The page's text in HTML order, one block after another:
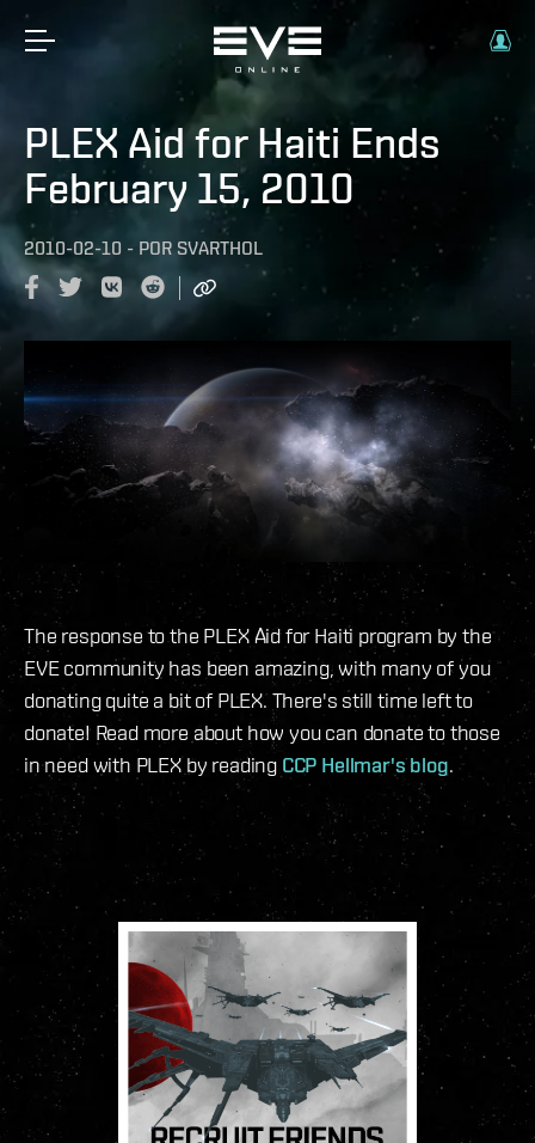
PLEX Aid for Haiti Ends
February 15, 2010
2010-02-10 - POR SVARTHOL
The response to the PLEX Aid for Haiti program by the
EVE community has been amazing, with many of you
donating quite a bit of PLEX. There's still time left to
donate! Read more about how you can donate to those
in need with PLEX by reading CCP Hellmar's blog.